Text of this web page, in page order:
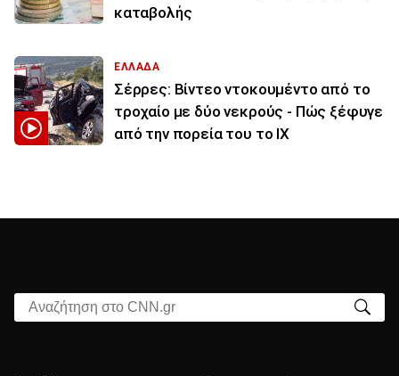
καταβολής
ΕΛΛΑΔΑ
Σέρρες: Βίντεο ντοκουμέντο από το
τροχαίο με δύο νεκρούς - Πώς ξέφυγε
από την πορεία του το ΙΧ
Αναζήτηση στο CNN.gr